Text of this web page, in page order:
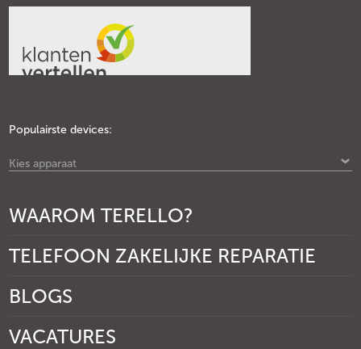
Populairste devices:
Kies apparaat
WAAROM TERELLO?
TELEFOON ZAKELIJKE REPARATIE
BLOGS
VACATURES